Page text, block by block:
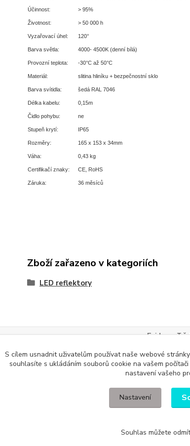
Účinnost: > 95%
Životnost: > 50 000 h
Vyzařovací úhel: 120°
Barva světla: 4000- 4500K (denní bílá)
Provozní teplota: -30°C až 50°C
Materiál: slitina hliníku + bezpečnostní sklo
Barva svítidla: šedá RAL 7046
Délka kabelu: 0,15m
Čidlo pohybu: ne
Stupeň krytí: IP65
Rozměry: 165 x 153 x 34mm
Váha: 0,43 kg
Certifikačí znaky: CE, RoHS
Záruka: 36 měsíců
Zboží zařazeno v kategoriích
LED reflektory
Evidence
vystavit kupujícímu účtenku. Zároveň je povinen
S cílem usnadnit uživatelům používat naše webové
souhlasíte s ukládáním souborů cookie na vašem
nastavení vašeho
Nastavení
Souhlas můžete